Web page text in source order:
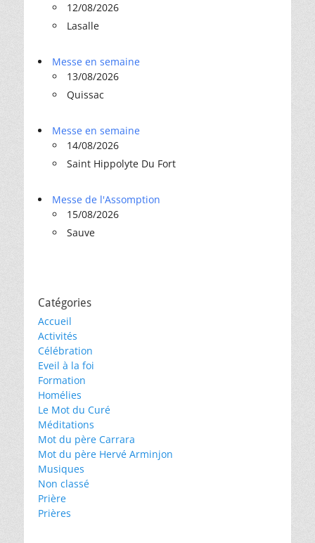
12/08/2026
Lasalle
Messe en semaine
13/08/2026
Quissac
Messe en semaine
14/08/2026
Saint Hippolyte Du Fort
Messe de l'Assomption
15/08/2026
Sauve
Catégories
Accueil
Activités
Célébration
Eveil à la foi
Formation
Homélies
Le Mot du Curé
Méditations
Mot du père Carrara
Mot du père Hervé Arminjon
Musiques
Non classé
Prière
Prières